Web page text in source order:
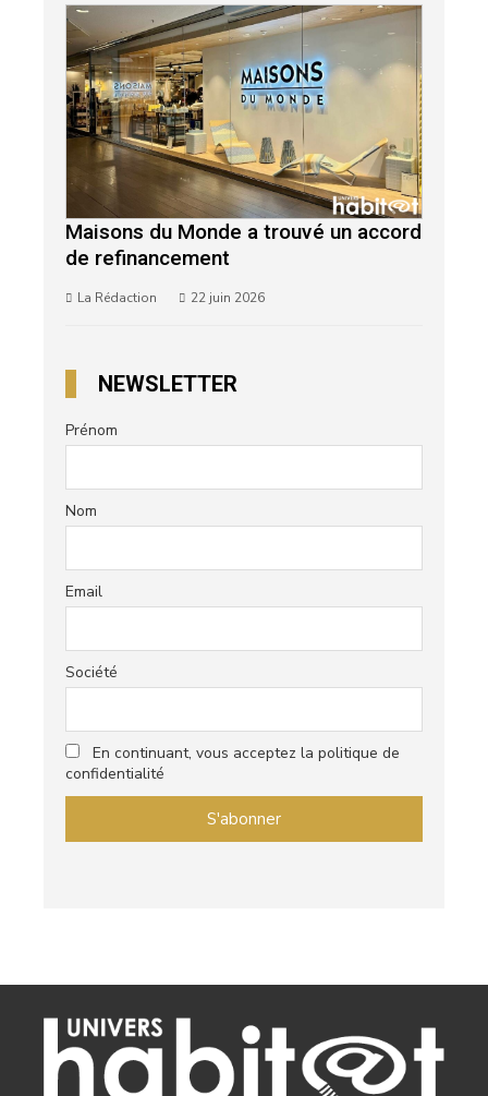
Maisons du Monde a trouvé un accord
de refinancement
La Rédaction 22 juin 2026
NEWSLETTER
Prénom
Nom
Email
Société
En continuant, vous acceptez la politique de
confidentialité